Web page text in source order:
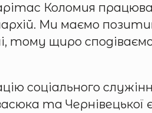
Коломия
Ми маємо
тому щиро
соціального
та